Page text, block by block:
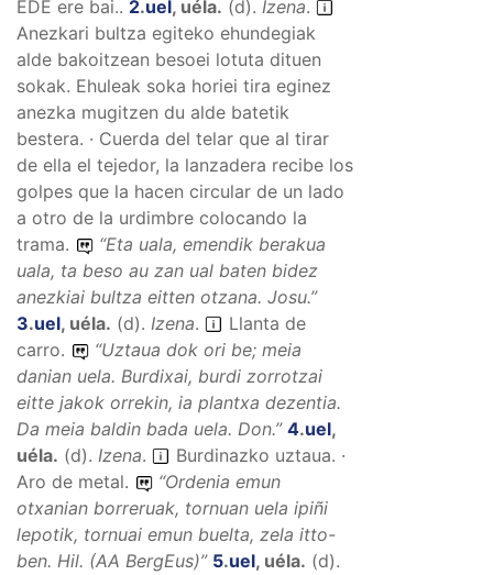
EDE ere bai.. 2.uel, uéla. (d). Izena.
Anezkari bultza egiteko ehundegiak
alde bakoitzean besoei lotuta dituen
sokak. Ehuleak soka horiei tira eginez
anezka mugitzen du alde batetik
bestera. · Cuerda del telar que al tirar
de ella el tejedor, la lanzadera recibe los
golpes que la hacen circular de un lado
a otro de la urdimbre colocando la
trama.
“Eta uala, emendik berakua
uala, ta beso au zan ual baten bidez
anezkiai bultza eitten otzana. Josu.”
3.uel, uéla. (d). Izena.
Llanta de
carro.
“Uztaua dok ori be; meia
danian uela. Burdixai, burdi zorrotzai
eitte jakok orrekin, ia plantxa dezentia.
Da meia baldin bada uela. Don.” 4.uel,
uéla. (d). Izena.
Burdinazko uztaua. ·
Aro de metal.
“Ordenia emun
otxanian borreruak, tornuan uela ipiñi
lepotik, tornuai emun buelta, zela itto-
ben. Hil. (AA BergEus)” 5.uel, uéla. (d).